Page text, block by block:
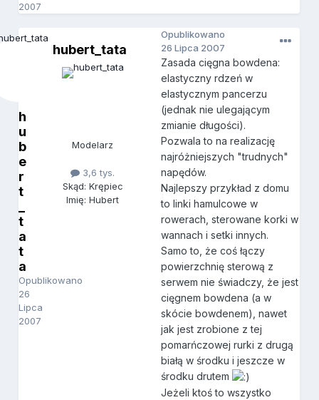
2007
h
u
b
e
r
t
t
a
t
a
Opublikowano
26
Lipca
2007
hubert_tata
Modelarz
3,6 tys.
Skąd: Krępiec
Imię: Hubert
Opublikowano
26 Lipca 2007
Zasada cięgna bowdena:
elastyczny rdzeń w
elastycznym pancerzu
(jednak nie ulegającym
zmianie długości).
Pozwala to na realizację
najróżniejszych "trudnych"
napędów.
Najlepszy przykład z domu
to linki hamulcowe w
rowerach, sterowane korki w
wannach i setki innych.
Samo to, że coś łączy
powierzchnię sterową z
serwem nie świadczy, że jest
cięgnem bowdena (a w
skócie bowdenem), nawet
jak jest zrobione z tej
pomarńczowej rurki z drugą
białą w środku i jeszcze w
środku drutem
Jeżeli ktoś to wszystko